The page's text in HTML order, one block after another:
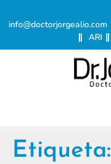
info@doctorjorgealio.com
ARI
Etiqueta: